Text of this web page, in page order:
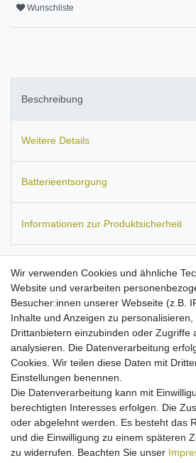
Wunschliste
Beschreibung
Weitere Details
Batterieentsorgung
Informationen zur Produktsicherheit
Passend für: Vodafone 125, 246.ZTE
C321+, C332, C339, C350, D180,
Tactile. Ersetzt den Akku-Typ:
37,5 x 37,5 x 5 mm.Kapazität: 700
Hohe Stand-by- und
mit maximal möglichen
Hochwertige Zellen mit langer
passgenau verarbeitet
ersetzt den Originalakku von o.g.
Aufladung mit jedem zum Gerät
Kein Memoryeffekt
mit Schutz gegen Überladung/
Wir verwenden Cookies und ähnliche
Website und verarbeiten
Besucher:innen unserer Webseite (z.B.
Inhalte und Anzeigen zu personalisieren,
Drittanbietern einzubinden oder Zugriffe
analysieren. Die Datenverarbeitung
Cookies. Wir teilen diese Daten mit
Einstellungen benennen.
Die Datenverarbeitung kann mit
berechtigten Interesses erfolgen. Die
oder abgelehnt werden. Es besteht das
und die Einwilligung zu einem späteren
zu widerrufen. Beachten Sie unser